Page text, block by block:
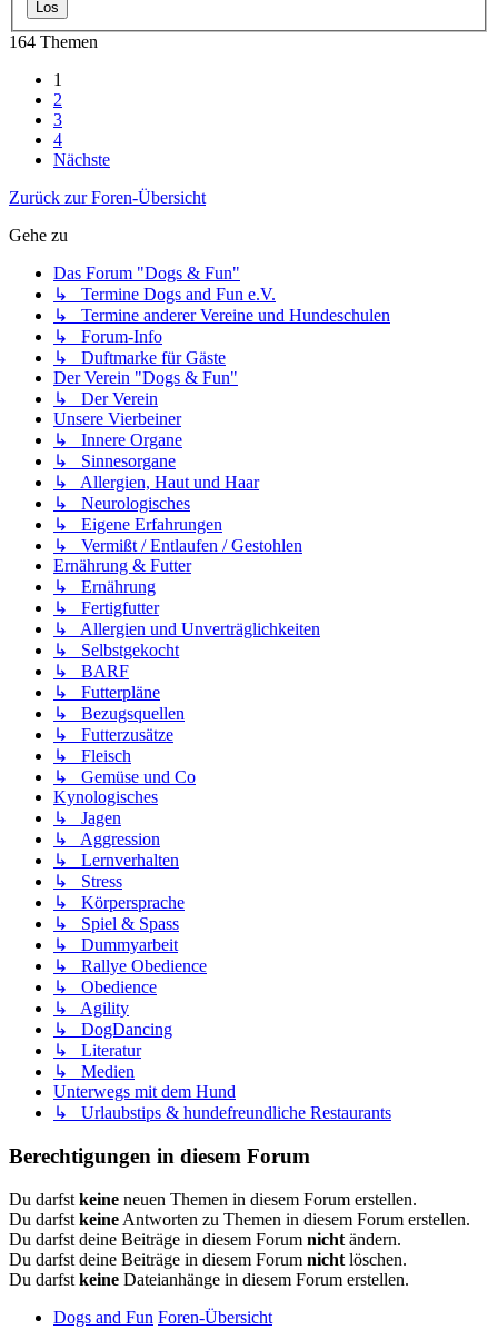
164 Themen
1
2
3
4
Nächste
Zurück zur Foren-Übersicht
Gehe zu
Das Forum "Dogs & Fun"
↳ Termine Dogs and Fun e.V.
↳ Termine anderer Vereine und Hundeschulen
↳ Forum-Info
↳ Duftmarke für Gäste
Der Verein "Dogs & Fun"
↳ Der Verein
Unsere Vierbeiner
↳ Innere Organe
↳ Sinnesorgane
↳ Allergien, Haut und Haar
↳ Neurologisches
↳ Eigene Erfahrungen
↳ Vermißt / Entlaufen / Gestohlen
Ernährung & Futter
↳ Ernährung
↳ Fertigfutter
↳ Allergien und Unverträglichkeiten
↳ Selbstgekocht
↳ BARF
↳ Futterpläne
↳ Bezugsquellen
↳ Futterzusätze
↳ Fleisch
↳ Gemüse und Co
Kynologisches
↳ Jagen
↳ Aggression
↳ Lernverhalten
↳ Stress
↳ Körpersprache
↳ Spiel & Spass
↳ Dummyarbeit
↳ Rallye Obedience
↳ Obedience
↳ Agility
↳ DogDancing
↳ Literatur
↳ Medien
Unterwegs mit dem Hund
↳ Urlaubstips & hundefreundliche Restaurants
Berechtigungen in diesem Forum
Du darfst keine neuen Themen in diesem Forum erstellen.
Du darfst keine Antworten zu Themen in diesem Forum erstellen.
Du darfst deine Beiträge in diesem Forum nicht ändern.
Du darfst deine Beiträge in diesem Forum nicht löschen.
Du darfst keine Dateianhänge in diesem Forum erstellen.
Dogs and Fun Foren-Übersicht